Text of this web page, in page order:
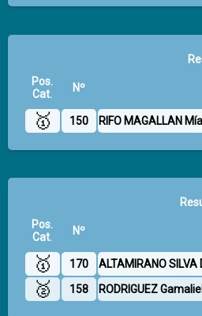
Pos.
Cat.
Nº
🥇 150 RIFO MAGALLAN
Pos.
Cat.
Nº
🥇 170 ALTAMIRANO SILVA
🥈 158 RODRIGUEZ Gamaliel